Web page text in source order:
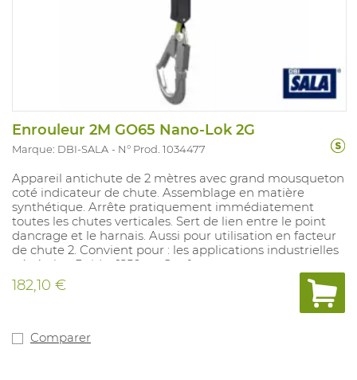
Enrouleur 2M GO65 Nano-Lok 2G
Marque: DBI-SALA N° Prod. 1034477
Appareil antichute de 2 mètres avec grand mousqueton
coté indicateur de chute. Assemblage en matière
synthétique. Arrête pratiquement immédiatement
toutes les chutes verticales. Sert de lien entre le point
dancrage et le harnais. Aussi pour utilisation en facteur
de chute 2. Convient pour : les applications industrielles
générales. Poids : 1250 gr. Conforme aux normes :
EN360.
182,10 €
Comparer